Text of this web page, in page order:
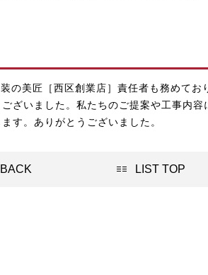
の美匠［西区創業店］ 責任者も務めてお
ざいました。私たちのご提案や工事内
す。ありがとうございました。
BACK LIST TOP